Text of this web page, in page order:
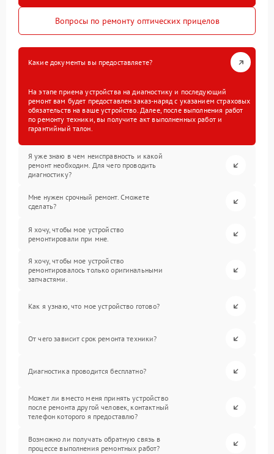
Вопросы по ремонту оптических прицелов
Какие документы вы предоставляете?
На этапе приема устройства на диагностику и последующий
ремонт вам будет предоставлен заказ-наряд с указанием страховых
обязательств на ваше устройство. Далее, после выполнения работ
по ремонту техники, вы получите акт выполненных работ и
гарантийный талон.
Я уже знаю в чем неисправность и какой
ремонт необходим. Для чего проводить
диагностику?
Мне нужен срочный ремонт. Сможете
сделать?
Я хочу, чтобы мое устройство
ремонтировали при мне.
Я хочу, чтобы мое устройство
ремонтировалось только оригинальными
запчастями.
Как я узнаю, что мое устройство готово?
От чего зависит срок ремонта техники?
Диагностика проводится бесплатно?
Может ли вместо меня принять устройство
после ремонта другой человек, контактный
телефон которого я предоставлю?
Возможно ли получать обратную связь в
процессе выполнения ремонтных работ?